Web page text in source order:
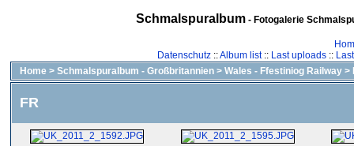
Schmalspuralbum- Fotogalerie
Datenschutz::Album list:: Last uploads::
Home > Schmalspuralbum - Großbritannien > Wales - Ffestiniog Railway >
FR